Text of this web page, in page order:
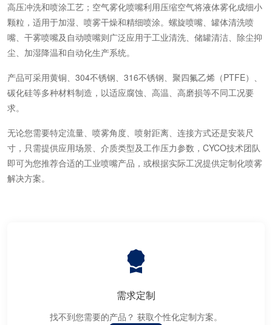
高压冲洗和喷涂工艺；空气雾化喷嘴利用压缩空气将液体雾化成细小
颗粒，适用于加湿、喷雾干燥和精细喷涂。螺旋喷嘴、罐体清洗喷
嘴、干雾喷嘴及自动喷嘴则广泛应用于工业清洗、储罐清洁、除尘抑
尘、加湿降温和自动化生产系统。
产品可采用黄铜、304不锈钢、316不锈钢、聚四氟乙烯（PTFE）、
碳化硅等多种材料制造，以适应腐蚀、高温、高磨损等不同工况要
求。
无论您需要特定流量、喷雾角度、喷射距离、连接方式还是安装尺
寸，只需提供应用场景、介质类型及工作压力参数，CYCO技术团队
即可为您推荐合适的工业喷嘴产品，或根据实际工况提供定制化喷雾
解决方案。
需求定制
找不到您需要的产品？ 获取个性化定制方案。